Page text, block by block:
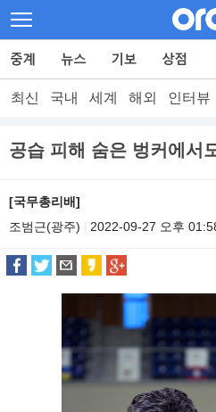
최신 국내 세계 해외 인터뷰
공습 피해 숨은 벙커에서
[국무총리배]
조범근(광주)
2022-09-27 오후